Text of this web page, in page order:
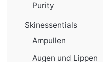
Purity
Skinessentials
Ampullen
Augen und Lippen